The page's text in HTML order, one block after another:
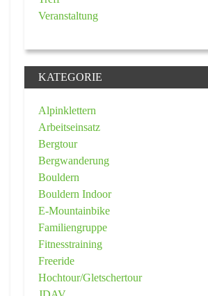
Veranstaltung
KATEGORIE
Alpinklettern
Arbeitseinsatz
Bergtour
Bergwanderung
Bouldern
Bouldern Indoor
E-Mountainbike
Familiengruppe
Fitnesstraining
Freeride
Hochtour/Gletschertour